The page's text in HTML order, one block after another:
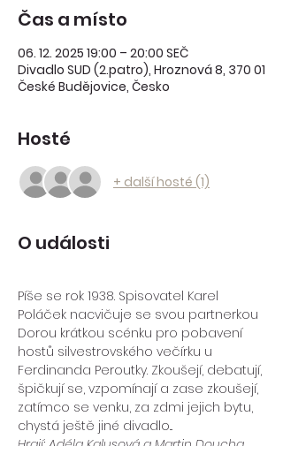
Čas a místo
06. 12. 2025 19:00 – 20:00 SEČ
Divadlo SUD (2.patro), Hroznová 8, 370 01
České Budějovice, Česko
Hosté
+ další hosté (1)
O události
Píše se rok 1938. Spisovatel Karel
Poláček nacvičuje se svou partnerkou
Dorou krátkou scénku pro pobavení
hostů silvestrovského večírku u
Ferdinanda Peroutky. Zkoušejí, debatují,
špičkují se, vzpomínají a zase zkoušejí,
zatímco se venku, za zdmi jejich bytu,
chystá ještě jiné divadlo...
Hrají: Adéla Kalusová a Martin Doucha